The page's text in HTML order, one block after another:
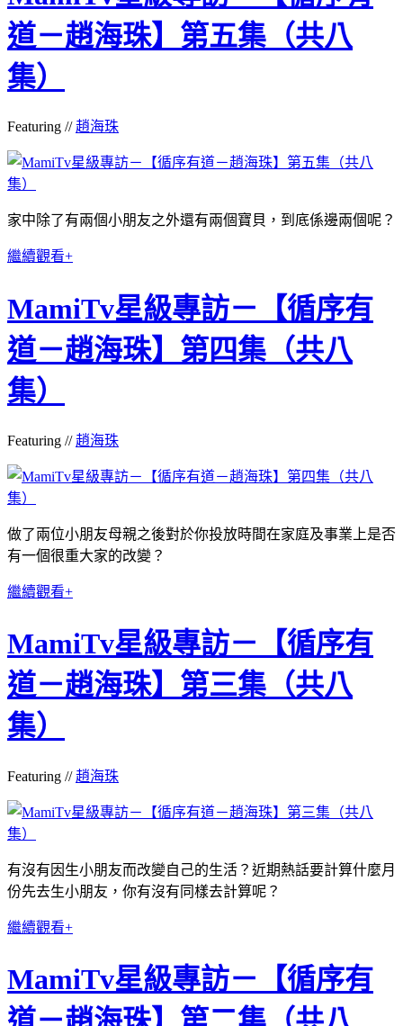
道－趙海珠】第五集（共八
集）
Featuring //趙海珠
家中除了有兩個小朋友之外還有兩個寶貝，到底係邊兩個呢？
繼續觀看+
MamiTv星級專訪－【循序有
道－趙海珠】第四集（共八
集）
Featuring //趙海珠
做了兩位小朋友母親之後對於你投放時間在家庭及事業上是否
有一個很重大家的改變？
繼續觀看+
MamiTv星級專訪－【循序有
道－趙海珠】第三集（共八
集）
Featuring //趙海珠
有沒有因生小朋友而改變自己的生活？近期熱話要計算什麼月
份先去生小朋友，你有沒有同樣去計算呢？
繼續觀看+
MamiTv星級專訪－【循序有